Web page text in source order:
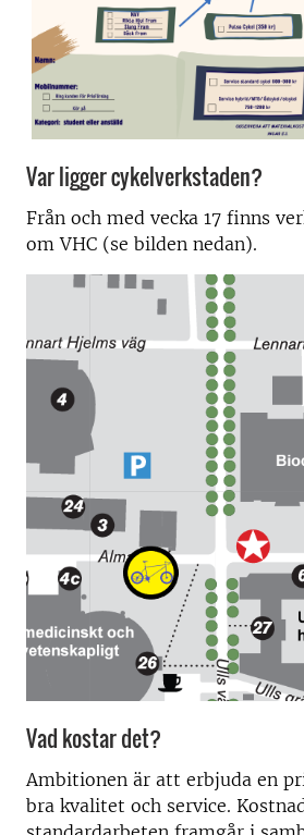
Var ligger cykelverkstaden?
Från och med vecka 17 finns
om VHC (se bilden nedan).
Vad kostar det?
Ambitionen är att erbjuda en
bra kvalitet och service.